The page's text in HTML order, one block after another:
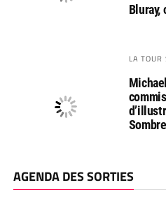
Bluray,
LA TOUR
AGENDA DES SORTIES